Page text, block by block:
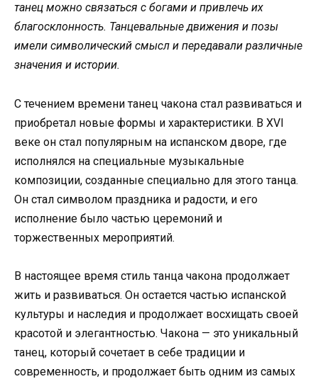
танец можно связаться с богами и привлечь их
благосклонность. Танцевальные движения и позы
имели символический смысл и передавали различные
значения и истории.
С течением времени танец чакона стал развиваться и
приобретал новые формы и характеристики. В XVI
веке он стал популярным на испанском дворе, где
исполнялся на специальные музыкальные
композиции, созданные специально для этого танца.
Он стал символом праздника и радости, и его
исполнение было частью церемоний и
торжественных мероприятий.
В настоящее время стиль танца чакона продолжает
жить и развиваться. Он остается частью испанской
культуры и наследия и продолжает восхищать своей
красотой и элегантностью. Чакона — это уникальный
танец, который сочетает в себе традиции и
современность, и продолжает быть одним из самых